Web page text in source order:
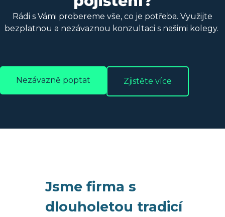
Rádi s Vámi probereme vše, co je potřeba. Využijte
bezplatnou a nezávaznou konzultaci s našimi kolegy.
Nezávazně poptat Zjistěte více
Jsme firma s
dlouholetou tradicí